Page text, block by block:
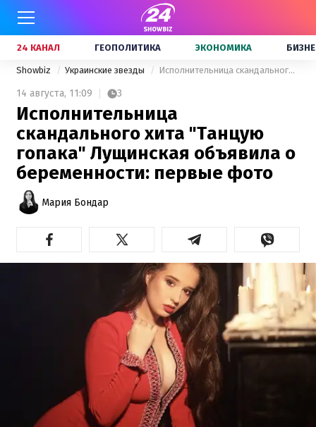
24 КАНАЛ ГЕОПОЛИТИКА ЭКОНОМИКА
Showbiz Украинские звезды Исполнительница скандального хита "Танцую гопака" Лущинская объявила о беременности: первые фото
14 августа, 11:09 3
Исполнительница
скандального хита "Танцую
гопака" Лущинская объявила о
беременности: первые фото
Мария Бондар